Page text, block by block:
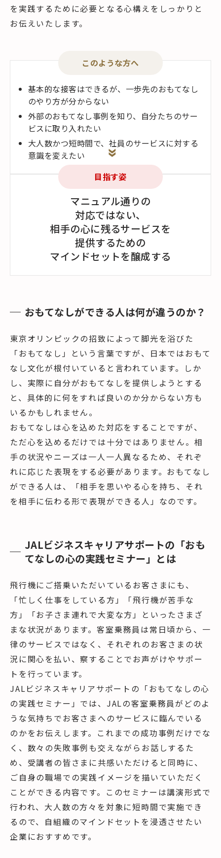
を実践するために必要となる心構えをしっかりと
お伝えいたします。
このような方へ
基本的な接客はできるが、一歩先のおもてなし
のやり方が分からない
外部のおもてなし事例を知り、自分たちのサー
ビスに取り入れたい
大人数かつ短時間で、社員のサービスに対する
意識を変えたい
目指す姿
マニュアル通りの
対応ではない、
相手の心に残るサービスを
提供するための
マインドセットを醸成する
おもてなしができる人は何が違うのか？
東京オリンピックの招致によって脚光を浴びた
「おもてなし」という言葉ですが、日本ではおもて
なし文化が根付いていると言われています。しか
し、実際に自分がおもてなしを提供しようとする
と、具体的に何をすれば良いのか分からない方も
いるかもしれません。
おもてなしは心を込めた対応をすることですが、
ただ心を込めるだけでは十分ではありません。相
手の状況やニーズは一人一人異なるため、それぞ
れに応じた表現をする必要があります。おもてなし
ができる人は、「相手を思いやる心を持ち、それ
を相手に伝わる形で表現ができる人」なのです。
JALビジネスキャリアサポートの「おも
てなしの心の実践セミナー」とは
飛行機にご搭乗いただいているお客さまにも、
「忙しく仕事をしている方」「飛行機が苦手な
方」「お子さま連れで大変な方」といったさまざ
まな状況があります。客室乗務員は常日頃から、一
律のサービスではなく、それぞれのお客さまの状
況に関心を払い、察することでお声がけやサポー
トを行っています。
JALビジネスキャリアサポートの「おもてなしの心
の実践セミナー」では、JALの客室乗務員がどのよ
うな気持ちでお客さまへのサービスに臨んでいる
のかをお伝えします。これまでの成功事例だけでな
く、数々の失敗事例も交えながらお話しするた
め、受講者の皆さまに共感いただけると同時に、
ご自身の職場での実践イメージを描いていただく
ことができる内容です。このセミナーは講演形式で
行われ、大人数の方々を対象に短時間で実施でき
るので、自組織のマインドセットを浸透させたい
企業におすすめです。